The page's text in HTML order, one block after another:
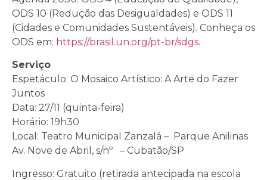
ODS 10 (Redução das Desigualdades) e ODS 11
(Cidades e Comunidades Sustentáveis). Conheça os
ODS em: https://brasil.un.org/pt-br/sdgs.
Serviço
Espetáculo: O Mosaico Artístico: A Arte do Fazer
Juntos
Data: 27/11 (quinta-feira)
Horário: 19h30
Local: Teatro Municipal Zanzalá – Parque Anilinas
Av. Nove de Abril, s/nº – Cubatão/SP
Ingresso: Gratuito (retirada antecipada na escola